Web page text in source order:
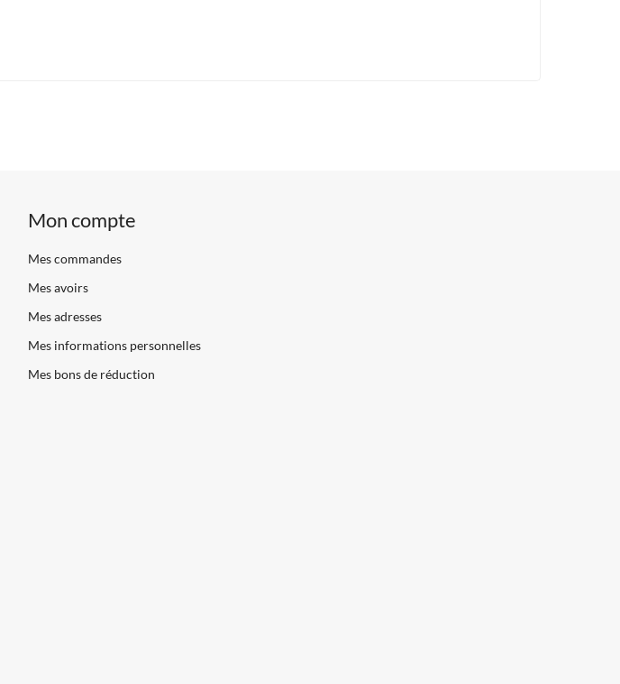
Mon compte
Mes commandes
Mes avoirs
Mes adresses
Mes informations personnelles
Mes bons de réduction